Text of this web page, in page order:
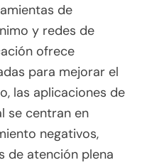
de
y redes de
ofrece
para mejorar el
las aplicaciones de
se centran en
negativos,
de atención plena